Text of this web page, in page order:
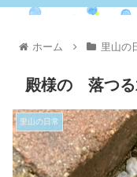
ホーム 里山の
殿様の 落つ
里山の日常